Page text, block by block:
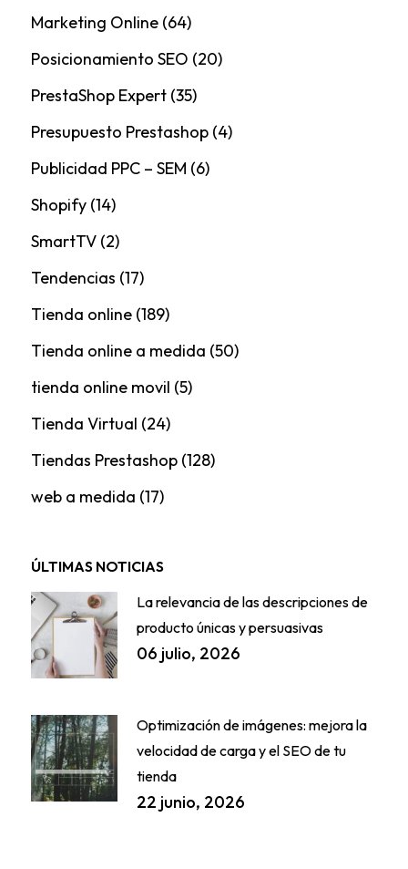
Marketing Online(64)
Posicionamiento SEO (20)
PrestaShop Expert(35)
Presupuesto Prestashop(4)
Publicidad PPC – SEM (6)
Shopify(14)
SmartTV(2)
Tendencias (17)
Tienda online(189)
Tienda online a medida (50)
tienda online movil (5)
Tienda Virtual (24)
Tiendas Prestashop(128)
web a medida (17)
ÚLTIMAS NOTICIAS
La relevancia de las descripciones de
producto únicas y persuasivas
06 julio, 2026
Optimización de imágenes: mejora la
velocidad de carga y el SEO de tu
tienda
22 junio, 2026